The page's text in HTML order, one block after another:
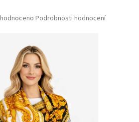
Podrobnosti hodnocení